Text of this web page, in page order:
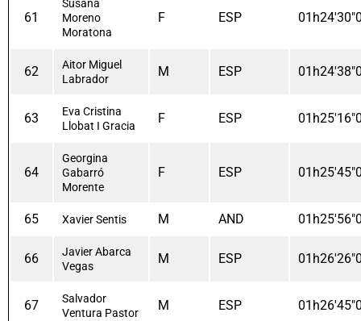
61
Susana
Moreno
Moratona
F ESP
62
Aitor Miguel
Labrador
M ESP
63
Eva Cristina
Llobat I Gracia
F ESP
64
Georgina
Gabarró
Morente
F ESP
65 Xavier Sentis M AND
66
Javier Abarca
Vegas
M ESP
67
Salvador
Ventura Pastor
M ESP